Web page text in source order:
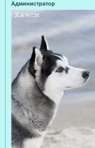
Администратор